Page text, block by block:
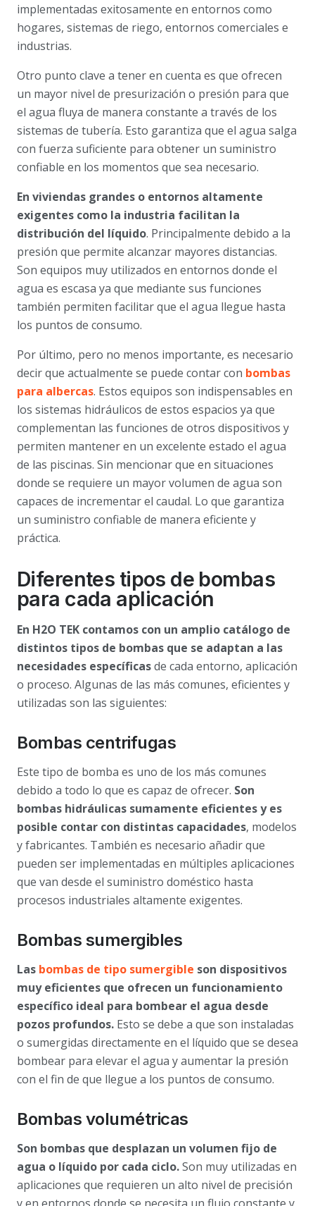
implementadas exitosamente en entornos como
hogares, sistemas de riego, entornos comerciales e
industrias.
Otro punto clave a tener en cuenta es que ofrecen
un mayor nivel de presurización o presión para que
el agua fluya de manera constante a través de los
sistemas de tubería. Esto garantiza que el agua salga
con fuerza suficiente para obtener un suministro
confiable en los momentos que sea necesario.
En viviendas grandes o entornos altamente
exigentes como la industria facilitan la
distribución del líquido. Principalmente debido a la
presión que permite alcanzar mayores distancias.
Son equipos muy utilizados en entornos donde el
agua es escasa ya que mediante sus funciones
también permiten facilitar que el agua llegue hasta
los puntos de consumo.
Por último, pero no menos importante, es necesario
decir que actualmente se puede contar con bombas
para albercas. Estos equipos son indispensables en
los sistemas hidráulicos de estos espacios ya que
complementan las funciones de otros dispositivos y
permiten mantener en un excelente estado el agua
de las piscinas. Sin mencionar que en situaciones
donde se requiere un mayor volumen de agua son
capaces de incrementar el caudal. Lo que garantiza
un suministro confiable de manera eficiente y
práctica.
Diferentes tipos de bombas
para cada aplicación
En H2O TEK contamos con un amplio catálogo de
distintos tipos de bombas que se adaptan a las
necesidades específicasde cada entorno, aplicación
o proceso. Algunas de las más comunes, eficientes y
utilizadas son las siguientes:
Bombas centrifugas
Este tipo de bomba es uno de los más comunes
debido a todo lo que es capaz de ofrecer. Son
bombas hidráulicas sumamente eficientes y es
posible contar con distintas capacidades, modelos
y fabricantes. También es necesario añadir que
pueden ser implementadas en múltiples aplicaciones
que van desde el suministro doméstico hasta
procesos industriales altamente exigentes.
Bombas sumergibles
Las bombas de tipo sumergible son dispositivos
muy eficientes que ofrecen un funcionamiento
específico ideal para bombear el agua desde
pozos profundos. Esto se debe a que son instaladas
o sumergidas directamente en el líquido que se desea
bombear para elevar el agua y aumentar la presión
con el fin de que llegue a los puntos de consumo.
Bombas volumétricas
Son bombas que desplazan un volumen fijo de
agua o líquido por cada ciclo.Son muy utilizadas en
aplicaciones que requieren un alto nivel de precisión